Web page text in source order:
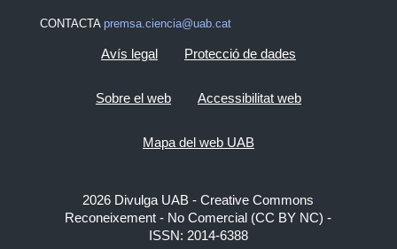
CONTACTA premsa.ciencia@uab.cat
Avís legal Protecció de dades
Sobre el web Accessibilitat web
Mapa del web UAB
2026 Divulga UAB - Creative Commons
Reconeixement - No Comercial (CC BY NC) -
ISSN: 2014-6388